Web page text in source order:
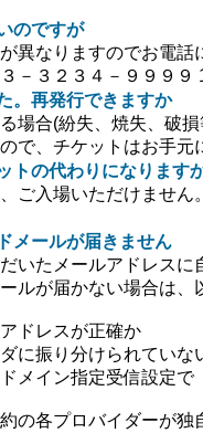
のですが
異なりますのでお電話
－３２３４－９９９９
。再発行できますか
場合(紛失、焼失、破
で、チケットはお手
トの代わりになります
ご入場いただけませ
メールが届きません
いたメールアドレス
ルが届かない場合は
ドレスが正確か
に振り分けられていな
メイン指定受信設定
の各プロバイダーが